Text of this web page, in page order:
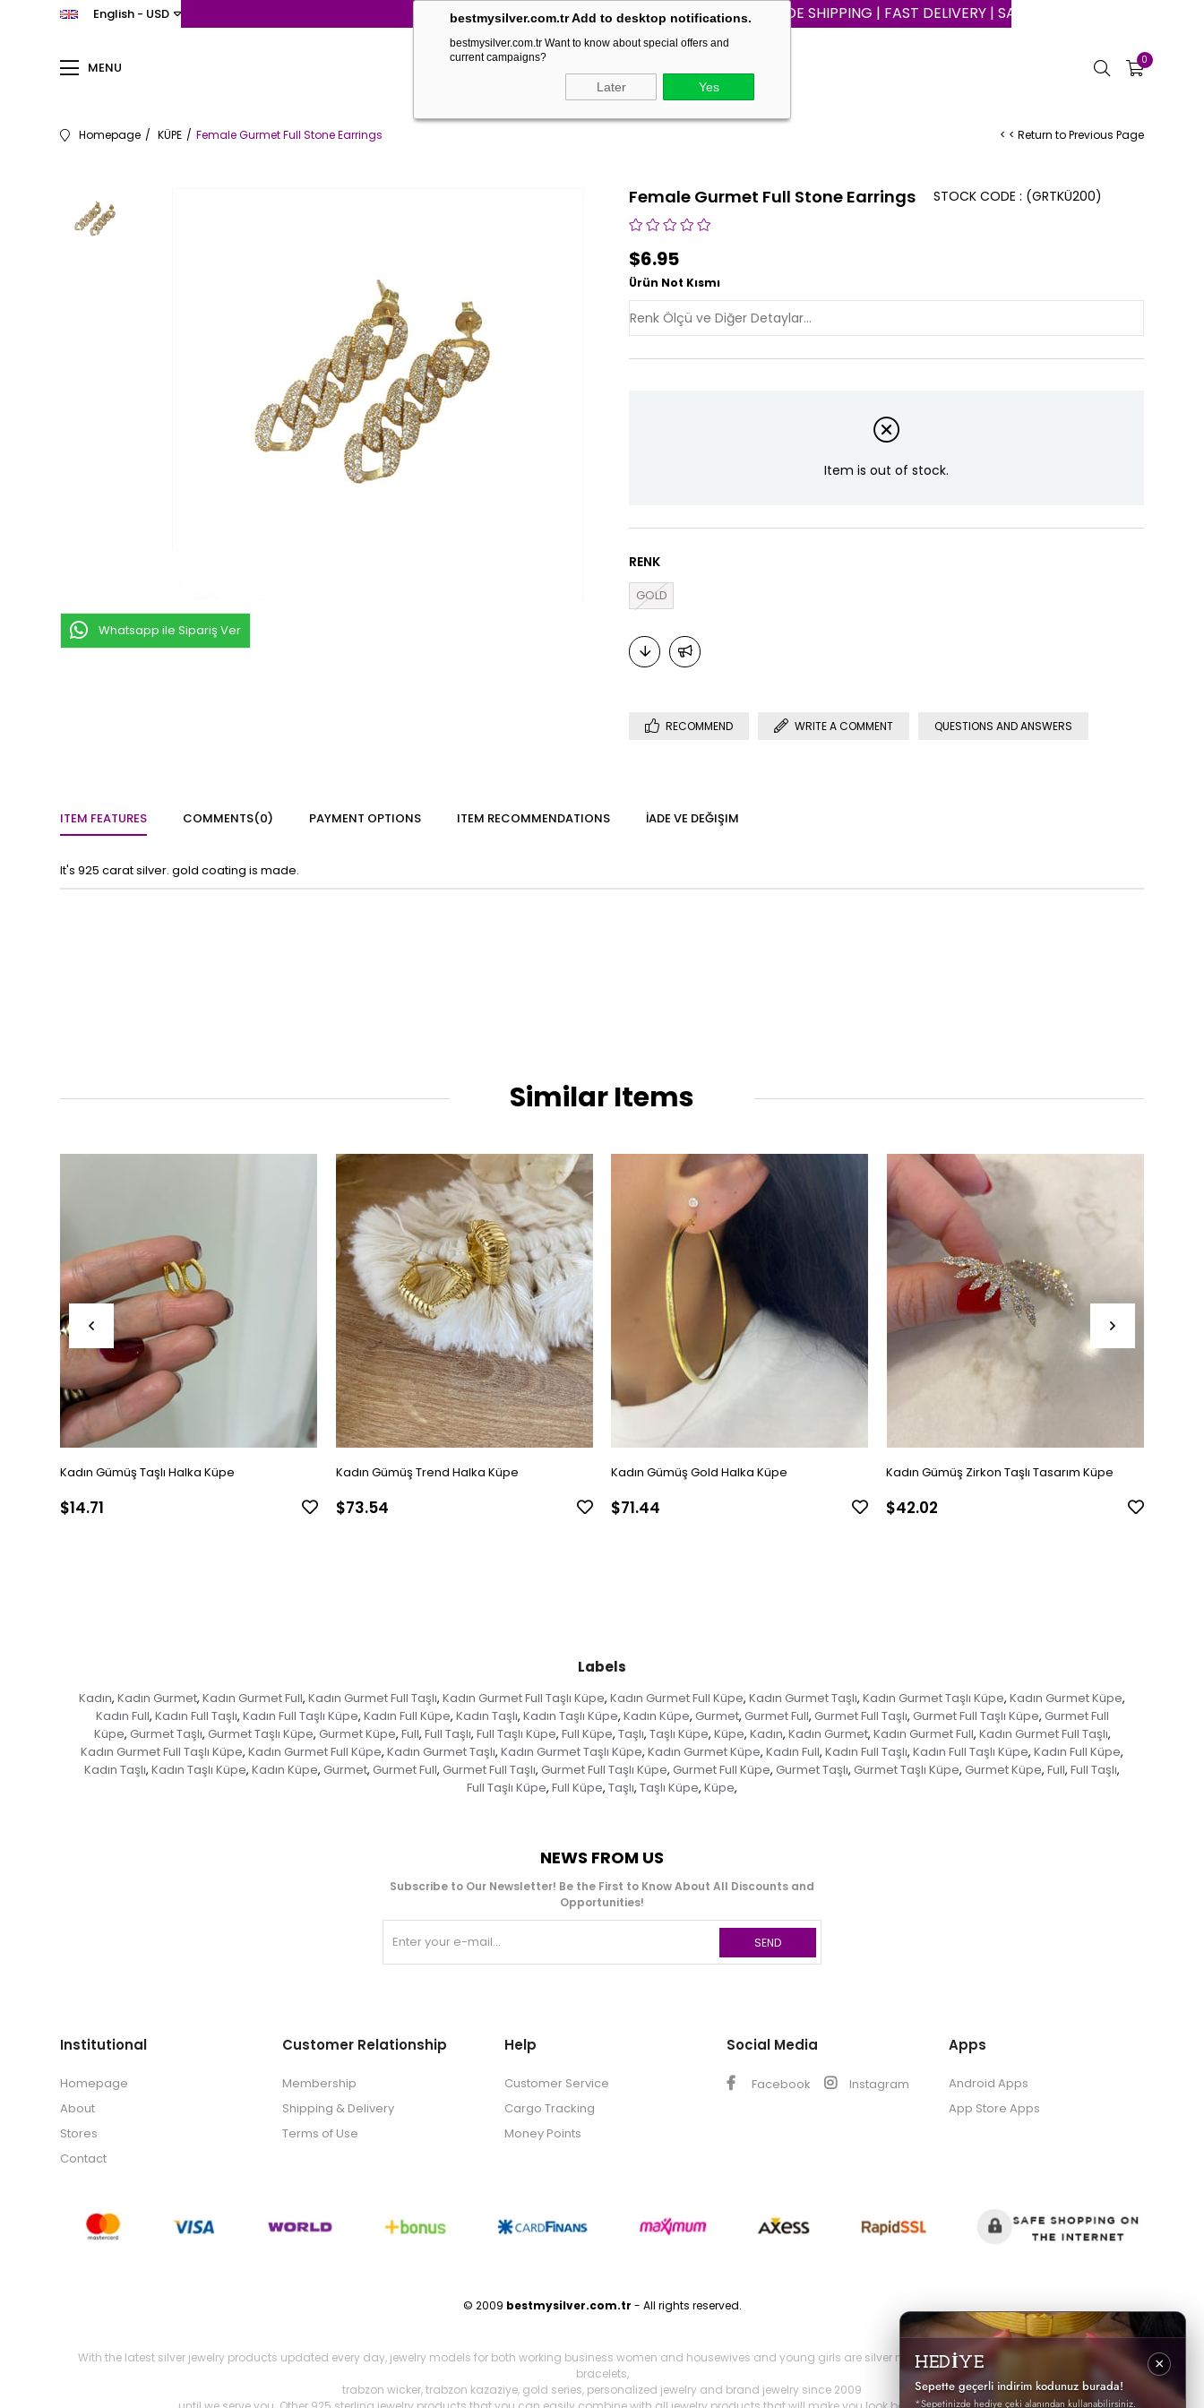
bestmysilver.com.tr Add to desktop notifications.
bestmysilver.com.tr Want to know about special offers and
current campaigns?
Later Yes
WORLD WIDE SHIPPING | FAST DELIVERY | SAFE SHOPPING ON THE INTERNET
MENU
English - USD
0
Homepage KÜPE Female Gurmet Full Stone Earrings < < Return to Previous Page
Whatsapp ile Sipariş Ver
Female Gurmet Full Stone Earrings (GRTKÜ200)
STOCK CODE
$6.95
Ürün Not Kısmı
Item is out of stock.
RENK
GOLD
RECOMMEND WRITE A COMMENT QUESTIONS AND ANSWERS
ITEM FEATURES COMMENTS(0) PAYMENT OPTIONS ITEM RECOMMENDATIONS İADE VE DEĞIŞIM
It's 925 carat silver. gold coating is made.
Similar Items
Kadın Gümüş Taşlı Halka Küpe
$14.71
Kadın Gümüş Trend Halka Küpe
$73.54
Kadın Gümüş Gold Halka Küpe
$71.44
Kadın Gümüş Zirkon Taşlı Tasarım Küpe
$42.02
Labels
Kadın, Kadın Gurmet, Kadın Gurmet Full, Kadın Gurmet Full Taşlı, Kadın Gurmet Full Taşlı Küpe, Kadın Gurmet Full Küpe, Kadın Gurmet Taşlı, Kadın Gurmet Taşlı Küpe, Kadın Gurmet Küpe,
Kadın Full, Kadın Full Taşlı, Kadın Full Taşlı Küpe, Kadın Full Küpe, Kadın Taşlı, Kadın Taşlı Küpe, Kadın Küpe, Gurmet, Gurmet Full, Gurmet Full Taşlı, Gurmet Full Taşlı Küpe, Gurmet Full
Küpe, Gurmet Taşlı, Gurmet Taşlı Küpe, Gurmet Küpe, Full, Full Taşlı, Full Taşlı Küpe, Full Küpe, Taşlı, Taşlı Küpe, Küpe, Kadın, Kadın Gurmet, Kadın Gurmet Full, Kadın Gurmet Full Taşlı,
Kadın Gurmet Full Taşlı Küpe, Kadın Gurmet Full Küpe, Kadın Gurmet Taşlı, Kadın Gurmet Taşlı Küpe, Kadın Gurmet Küpe, Kadın Full, Kadın Full Taşlı, Kadın Full Taşlı Küpe, Kadın Full Küpe,
Kadın Taşlı, Kadın Taşlı Küpe, Kadın Küpe, Gurmet, Gurmet Full, Gurmet Full Taşlı, Gurmet Full Taşlı Küpe, Gurmet Full Küpe, Gurmet Taşlı, Gurmet Taşlı Küpe, Gurmet Küpe, Full, Full Taşlı,
Full Taşlı Küpe, Full Küpe, Taşlı, Taşlı Küpe, Küpe,
NEWS FROM US
Subscribe to Our Newsletter! Be the First to Know About All Discounts and
Opportunities!
SEND
Institutional
Homepage
About
Stores
Contact
Customer Relationship
Membership
Shipping & Delivery
Terms of Use
Help
Customer Service
Cargo Tracking
Money Points
Social Media
Facebook Instagram
Apps
Android Apps
App Store Apps
© 2009 bestmysilver.com.tr - All rights reserved.
With the latest silver jewelry products updated every day, jewelry models for both working business women and housewives and young girls are silver necklaces, silver earrings, silver rings, silver
bracelets,
trabzon wicker, trabzon kazaziye, gold series, personalized jewelry and brand jewelry since 2009
HEDİYE
Sepette geçerli indirim kodunuz burada!
*Sepetinizde hediye çeki alanından kullanabilirsiniz.
×